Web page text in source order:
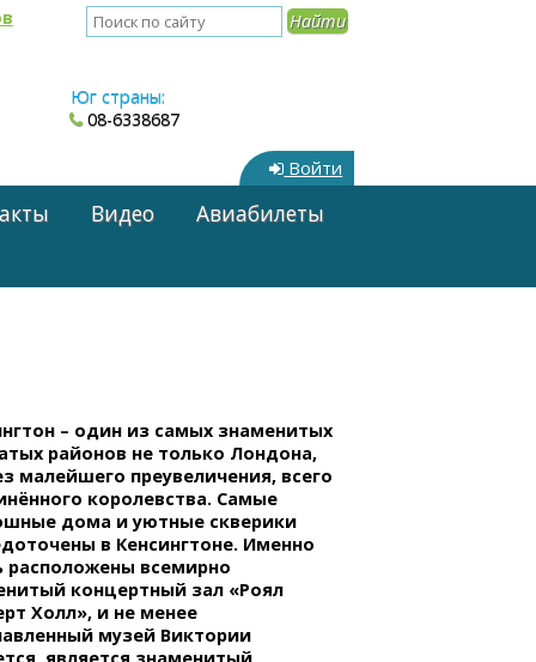
Юг страны:
08-6338687
Войти
Видео Авиабилеты
– один из самых знаменитых
районов не только Лондона,
малейшего преувеличения, всего
королевства. Самые
дома и уютные скверики
в Кенсингтоне. Именно
расположены всемирно
концертный зал «Роял
Холл», и не менее
музей Виктории
является знаменитый